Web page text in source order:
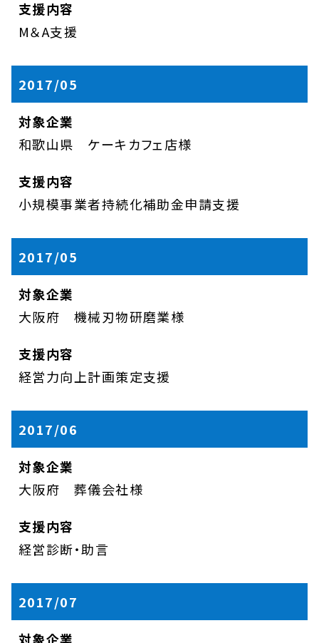
M＆A支援
2017/05
和歌山県 ケーキカフェ店様
小規模事業者持続化補助金申請支援
2017/05
大阪府 機械刃物研磨業様
経営力向上計画策定支援
2017/06
大阪府 葬儀会社様
経営診断・助言
2017/07